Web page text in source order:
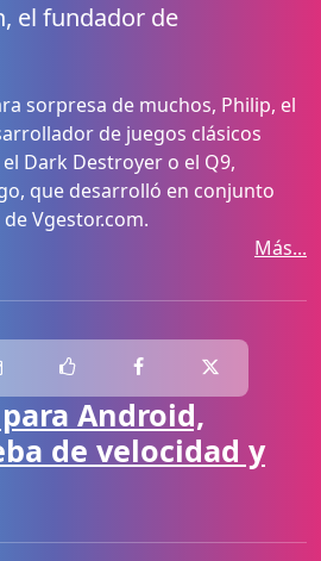
el fundador de
sorpresa de muchos, Philip, el
de juegos clásicos
Dark Destroyer o el Q9,
que desarrolló en conjunto
Vgestor.com.
Más...
Android,
de velocidad y